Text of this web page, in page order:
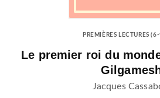
PREMIÈRES LECTURES
Le premier roi du
Jacques